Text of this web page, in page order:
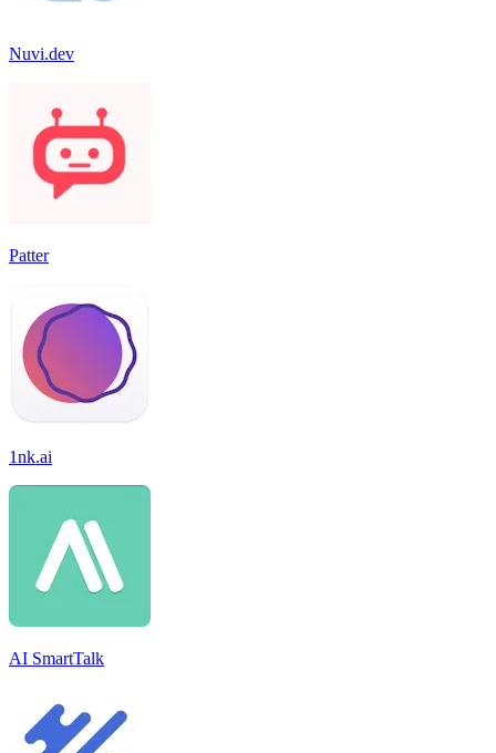
Nuvi.dev
Patter
1nk.ai
AI SmartTalk